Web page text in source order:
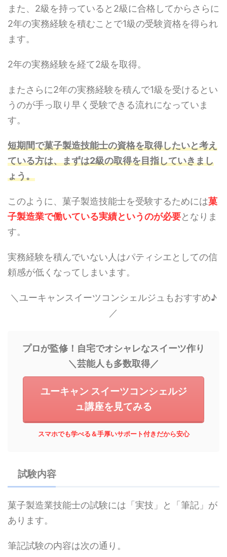
また、2級を持っていると2級に合格してからさらに
2年の実務経験を積むことで1級の受験資格を得られ
ます。
2年の実務経験を経て2級を取得。
またさらに2年の実務経験を積んで1級を受けるとい
うのが手っ取り早く受験できる流れになっていま
す。
短期間で菓子製造技能士の資格を取得したいと考え
ている方は、まずは2級の取得を目指していきまし
ょう。
このように、菓子製造技能士を受験するためには菓
子製造業で働いている実績というのが必要となりま
す。
実務経験を積んでいない人はパティシエとしての信
頼感が低くなってしまいます。
＼ユーキャンスイーツコンシェルジュもおすすめ♪
／
プロが監修！自宅でオシャレなスイーツ作り
＼芸能人も多数取得／
ユーキャン スイーツコンシェルジ
ュ講座を見てみる
スマホでも学べる＆手厚いサポート付きだから安心
試験内容
菓子製造業技能士の試験には「実技」と「筆記」が
あります。
筆記試験の内容は次の通り。